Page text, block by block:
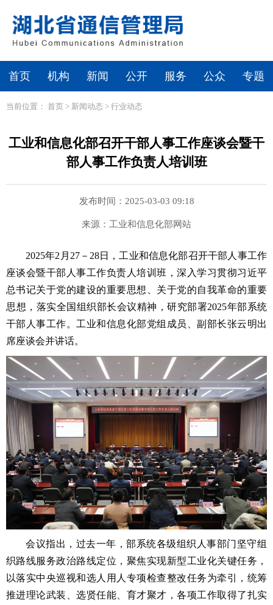
首页 机构 新闻 公开 服务 公众 专题
当前位置： 首页 > 新闻动态 > 行业动态
工业和信息化部召开干部人事工作座谈会暨干
部人事工作负责人培训班
发布时间：2025-03-03 09:18
来源：工业和信息化部网站
2025年2月27－28日，工业和信息化部召开干部人事工作
座谈会暨干部人事工作负责人培训班，深入学习贯彻习近平
总书记关于党的建设的重要思想、关于党的自我革命的重要
思想，落实全国组织部长会议精神，研究部署2025年部系统
干部人事工作。工业和信息化部党组成员、副部长张云明出
席座谈会并讲话。
会议指出，过去一年，部系统各级组织人事部门坚守组
织路线服务政治路线定位，聚焦实现新型工业化关键任务，
以落实中央巡视和选人用人专项检查整改任务为牵引，统筹
推进理论武装、选贤任能、育才聚才，各项工作取得了扎实